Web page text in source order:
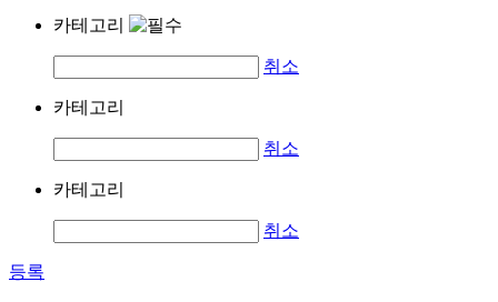
카테고리
취소
카테고리
취소
카테고리
취소
등록